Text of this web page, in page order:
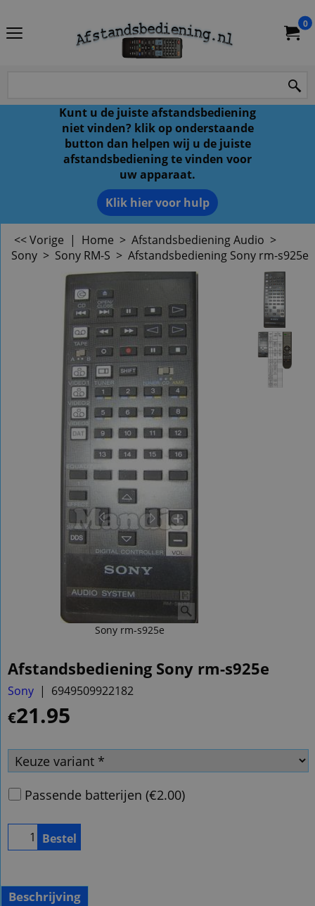
0
Kunt u de juiste afstandsbediening
niet vinden? klik op onderstaande
button dan helpen wij u de juiste
afstandsbediening te vinden voor
uw apparaat.
Klik hier voor hulp
<< Vorige | Home > Afstandsbediening Audio >
Sony > Sony RM-S > Afstandsbediening Sony rm-s925e
Sony rm-s925e
Afstandsbediening Sony rm-s925e
Sony 6949509922182
€21.95
Passende batterijen (€2.00)
Bestel
Beschrijving